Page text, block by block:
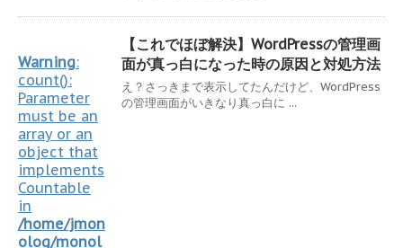
Warning:
count():
Parameter
must be an
array or an
object that
implements
Countable
in
/home/jmon
olog/monol
【これでほぼ解決】WordPressの管理画
面が真っ白になった時の原因と対処方法
え？さっきまで表示してたんだけど、WordPress
の管理画面がいきなり真っ白に ...